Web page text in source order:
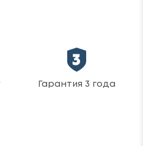
Гарантия 3 года